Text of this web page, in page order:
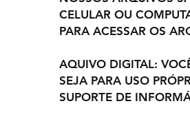
CELULAR OU
PARA ACESSAR OS
AQUIVO DIGITAL:
SEJA PARA USO
SUPORTE DE